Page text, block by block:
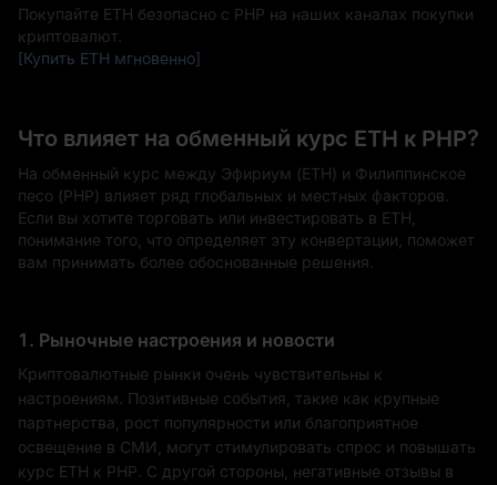
Покупайте ETH безопасно с PHP на наших каналах покупки
криптовалют.
[Купить ETH мгновенно]
Что влияет на обменный курс ETH к PHP?
На обменный курс между Эфириум (ETH) и Филиппинское
песо (PHP) влияет ряд глобальных и местных факторов.
Если вы хотите торговать или инвестировать в ETH,
понимание того, что определяет эту конвертации, поможет
вам принимать более обоснованные решения.
1. Рыночные настроения и новости
Криптовалютные рынки очень чувствительны к
настроениям. Позитивные события, такие как крупные
партнерства, рост популярности или благоприятное
освещение в СМИ, могут стимулировать спрос и повышать
курс ETH к PHP. С другой стороны, негативные отзывы в